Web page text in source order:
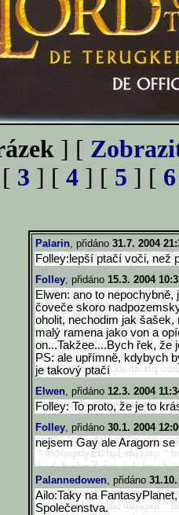
] [
3 ] [ 4 ] [ 5 ] [ 6
Palarin, přidáno 31.7. 2004
Folley:lepší ptačí voči, než
Folley, přidáno 15.3. 2004
Elwen: ano to
čoveče skoro
oholit, nechodim jak
malý ramena jako von a
on...Takžee....Bych řek, že
PS: ale upřímně, kdybych
je takový ptačí
Elwen, přidáno 12.3. 2004
Folley: To proto, že je to
Folley, přidáno 30.1. 2004
nejsem Gay ale Aragorn se
Palannedowen, přidáno
Ailo:Taky na
Společenstva.